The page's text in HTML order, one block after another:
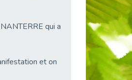
qui a
et on